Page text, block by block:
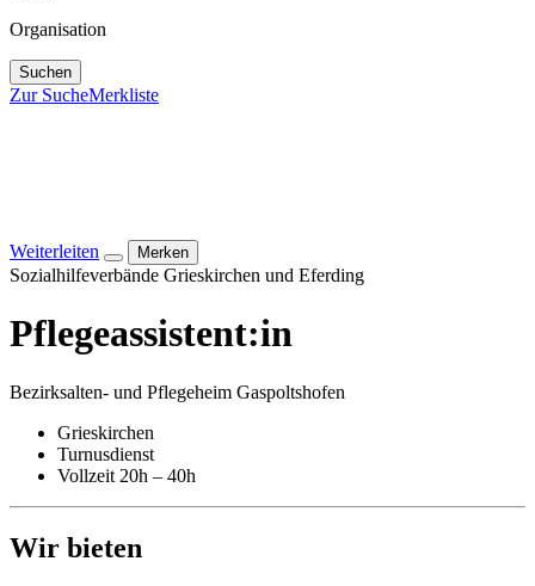
Organisation
Suchen
Zur SucheMerkliste
Weiterleiten Merken
Sozialhilfeverbände Grieskirchen und Eferding
Pflege­assistent:in
Bezirksalten- und Pflegeheim Gaspoltshofen
Grieskirchen
Turnusdienst
Vollzeit 20h – 40h
Wir bieten